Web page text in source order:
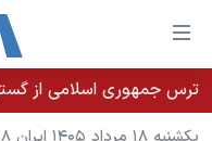
لینکهای
قابل
دسترسی
جهش
خانه